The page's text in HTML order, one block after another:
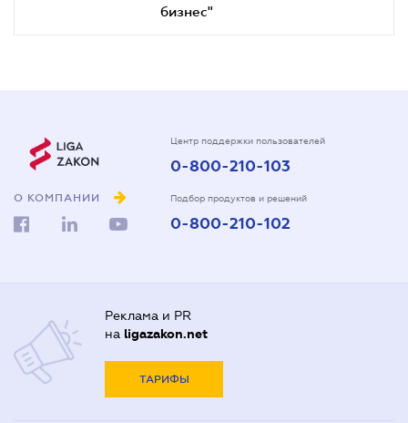
бизнес"
О КОМПАНИИ
Центр поддержки пользователей
0-800-210-103
Подбор продуктов и решений
0-800-210-102
Реклама и PR
на ligazakon.net
ТАРИФЫ